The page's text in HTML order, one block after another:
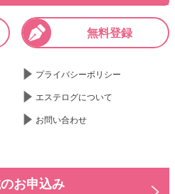
無料登録
プライバシーポリシー
エステログについて
お問い合わせ
お申込み